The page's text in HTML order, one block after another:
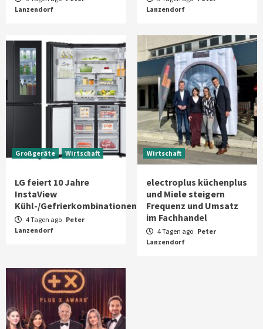
Lanzendorf
Lanzendorf
Großgeräte Wirtschaft
LG feiert 10 Jahre
InstaView
Kühl-/Gefrierkombinationen
4 Tagen ago Peter
Lanzendorf
Wirtschaft
electroplus küchenplus
und Miele steigern
Frequenz und Umsatz
im Fachhandel
4 Tagen ago Peter
Lanzendorf